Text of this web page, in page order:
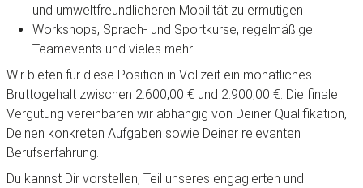
und umweltfreundlicheren Mobilität zu ermutigen
Workshops, Sprach- und Sportkurse, regelmäßige
Teamevents und vieles mehr!
Wir bieten für diese Position in Vollzeit ein monatliches
Bruttogehalt zwischen 2.600,00 € und 2.900,00 €. Die finale
Vergütung vereinbaren wir abhängig von Deiner Qualifikation,
Deinen konkreten Aufgaben sowie Deiner relevanten
Berufserfahrung.
Du kannst Dir vorstellen, Teil unseres engagierten und